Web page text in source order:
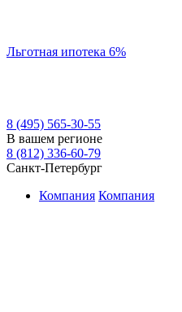
Льготная ипотека 6%
8 (495) 565-30-55
В вашем регионе
8 (812) 336-60-79
Санкт-Петербург
Компания Компания